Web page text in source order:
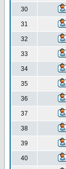
30
31
32
33
34
35
36
37
38
39
40